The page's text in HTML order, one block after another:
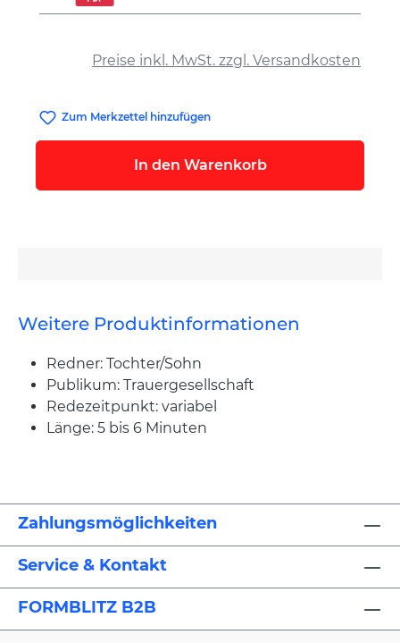
Preise inkl. MwSt. zzgl. Versandkosten
Zum Merkzettel hinzufügen
In den Warenkorb
Weitere Produktinformationen
Redner: Tochter/Sohn
Publikum: Trauergesellschaft
Redezeitpunkt: variabel
Länge: 5 bis 6 Minuten
Zahlungsmöglichkeiten
Service & Kontakt
FORMBLITZ B2B